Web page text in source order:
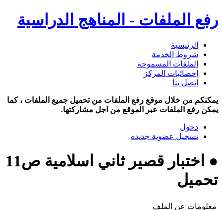
رفع الملفات - المناهج الدراسية
الرئيسية
شروط الخدمة
الملفات المسموحة
إحصائيات المركز
اتصل بنا
يمكنكم من خلال موقع رفع الملفات من تحميل جميع الملفات ، كما
يمكن رفع الملفات عبر الموقع من اجل مشاركتها.
دخول
تسجيل عضوية جديده
● اختبار قصير ثاني اسلامية ص11
تحميل
معلومات عن الملف